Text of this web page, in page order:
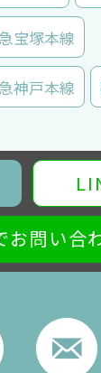
宝塚本線
神戸本線
お問い合